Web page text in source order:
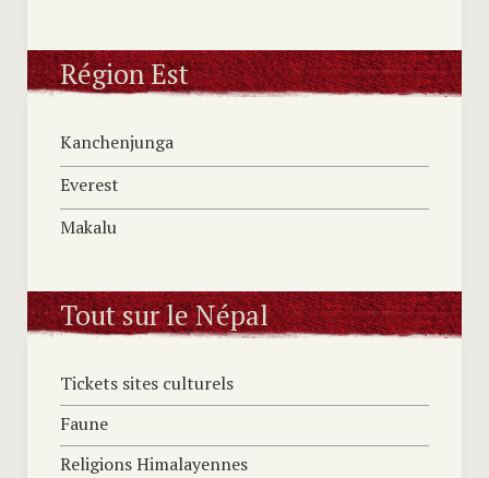
Région Est
Kanchenjunga
Everest
Makalu
Tout sur le Népal
Tickets sites culturels
Faune
Religions Himalayennes